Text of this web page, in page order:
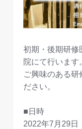
初期・後期研修
院にて行います
ご興味のある研
ださい。
■日時
2022年7月29日